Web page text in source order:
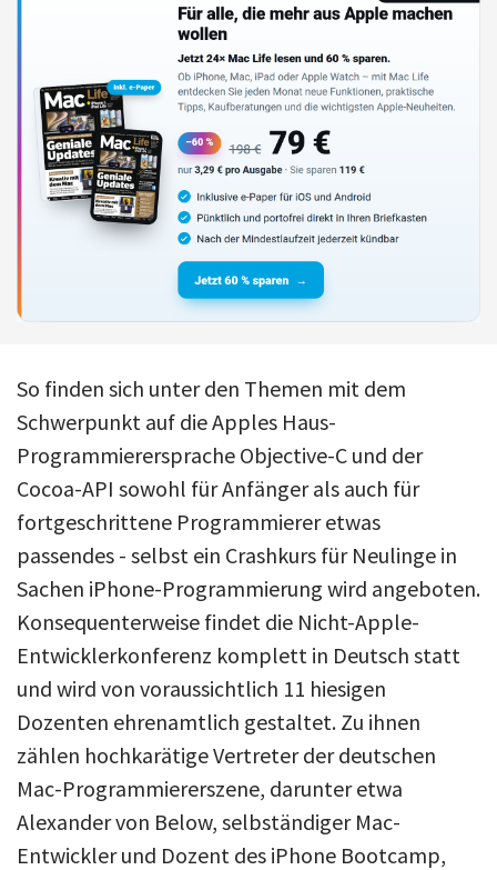
So finden sich unter den Themen mit dem
Schwerpunkt auf die Apples Haus-
Programmierersprache Objective-C und der
Cocoa-API sowohl für Anfänger als auch für
fortgeschrittene Programmierer etwas
passendes - selbst ein Crashkurs für Neulinge in
Sachen iPhone-Programmierung wird angeboten.
Konsequenterweise findet die Nicht-Apple-
Entwicklerkonferenz komplett in Deutsch statt
und wird von voraussichtlich 11 hiesigen
Dozenten ehrenamtlich gestaltet. Zu ihnen
zählen hochkarätige Vertreter der deutschen
Mac-Programmiererszene, darunter etwa
Alexander von Below, selbständiger Mac-
Entwickler und Dozent des iPhone Bootcamp,